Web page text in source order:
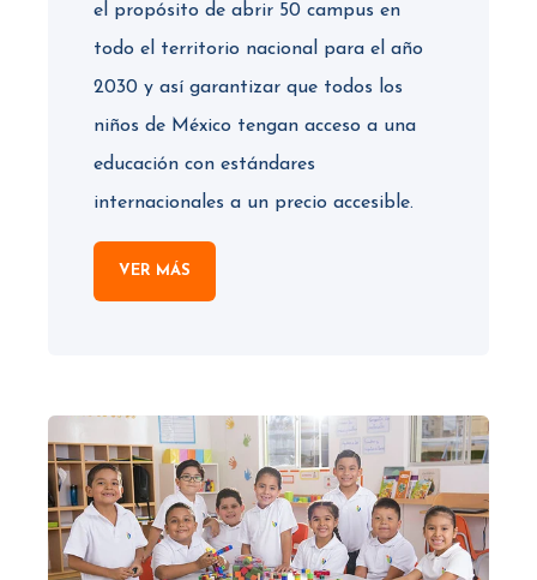
el propósito de abrir 50 campus en
todo el territorio nacional para el año
2030 y así garantizar que todos los
niños de México tengan acceso a una
educación con estándares
internacionales a un precio accesible.
VER MÁS